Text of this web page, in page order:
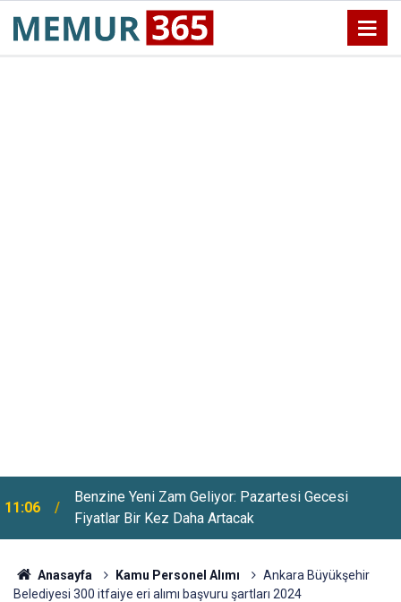
10:38
Öğrenci Affı Yürürlüğe Girdi: Milyonlarca Öğrenciyi
İlgilendiren Detaylar Belli Oldu
Anasayfa Kamu Personel Alımı
Ankara Büyükşehir
Belediyesi 300 itfaiye eri alımı başvuru şartları 2024